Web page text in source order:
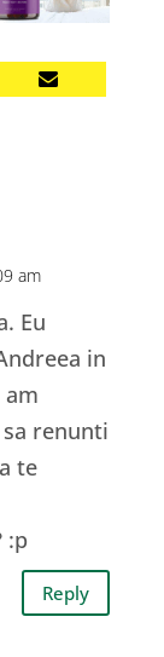
am
Eu
in
renunti
te
:p
Reply